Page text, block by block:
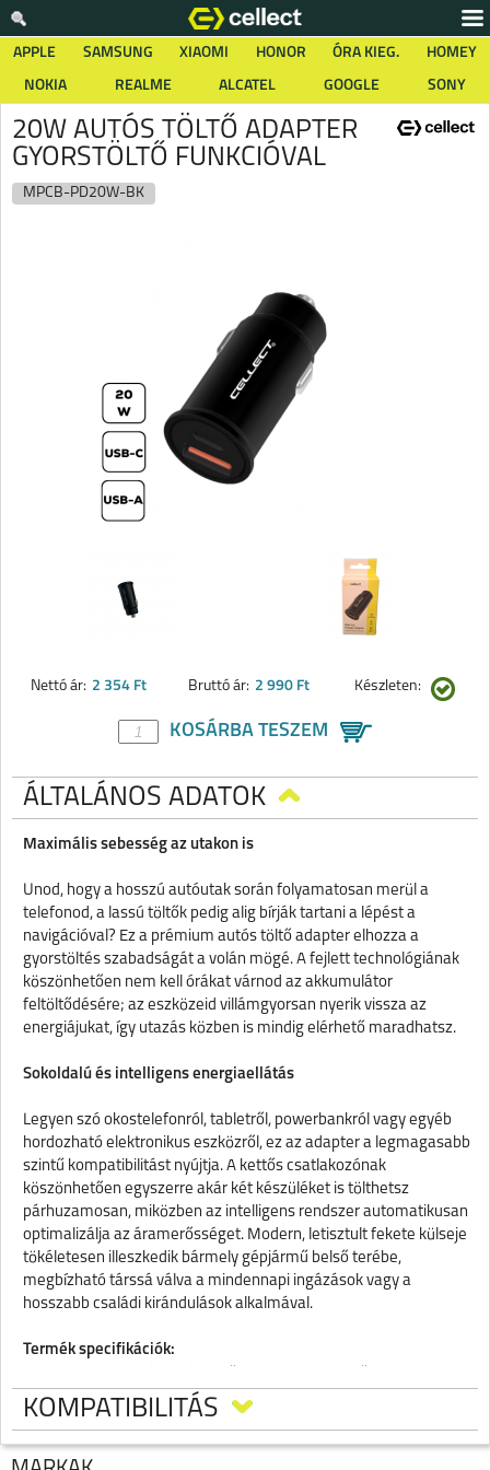
APPLE SAMSUNG XIAOMI HONOR ÓRA KIEG.
HOMEY
NOKIA
REALME ALCATEL GOOGLE SONY
20W AUTÓS TÖLTŐ ADAPTER
GYORSTÖLTŐ FUNKCIÓVAL
MPCB-PD20W-BK
Nettó ár: 2 354 Ft Bruttó ár: 2 990 Ft Készleten:
KOSÁRBA TESZEM
ÁLTALÁNOS ADATOK
Maximális sebesség az utakon is
Unod, hogy a hosszú autóutak során folyamatosan merül a
telefonod, a lassú töltők pedig alig bírják tartani a lépést a
navigációval? Ez a prémium autós töltő adapter elhozza a
gyorstöltés szabadságát a volán mögé. A fejlett technológiának
köszönhetően nem kell órákat várnod az akkumulátor
feltöltődésére; az eszközeid villámgyorsan nyerik vissza az
energiájukat, így utazás közben is mindig elérhető maradhatsz.
Sokoldalú és intelligens energiaellátás
Legyen szó okostelefonról, tabletről, powerbankról vagy egyéb
hordozható elektronikus eszközről, ez az adapter a legmagasabb
szintű kompatibilitást nyújtja. A kettős csatlakozónak
köszönhetően egyszerre akár két készüléket is tölthetsz
párhuzamosan, miközben az intelligens rendszer automatikusan
optimalizálja az áramerősséget. Modern, letisztult fekete külseje
tökéletesen illeszkedik bármely gépjármű belső terébe,
megbízható társsá válva a mindennapi ingázások vagy a
hosszabb családi kirándulások alkalmával.
Termék specifikációk:
· Bemeneti feszültség: DC 12-24V
·
USB-A és 1 db Type-C)
KOMPATIBILITÁS